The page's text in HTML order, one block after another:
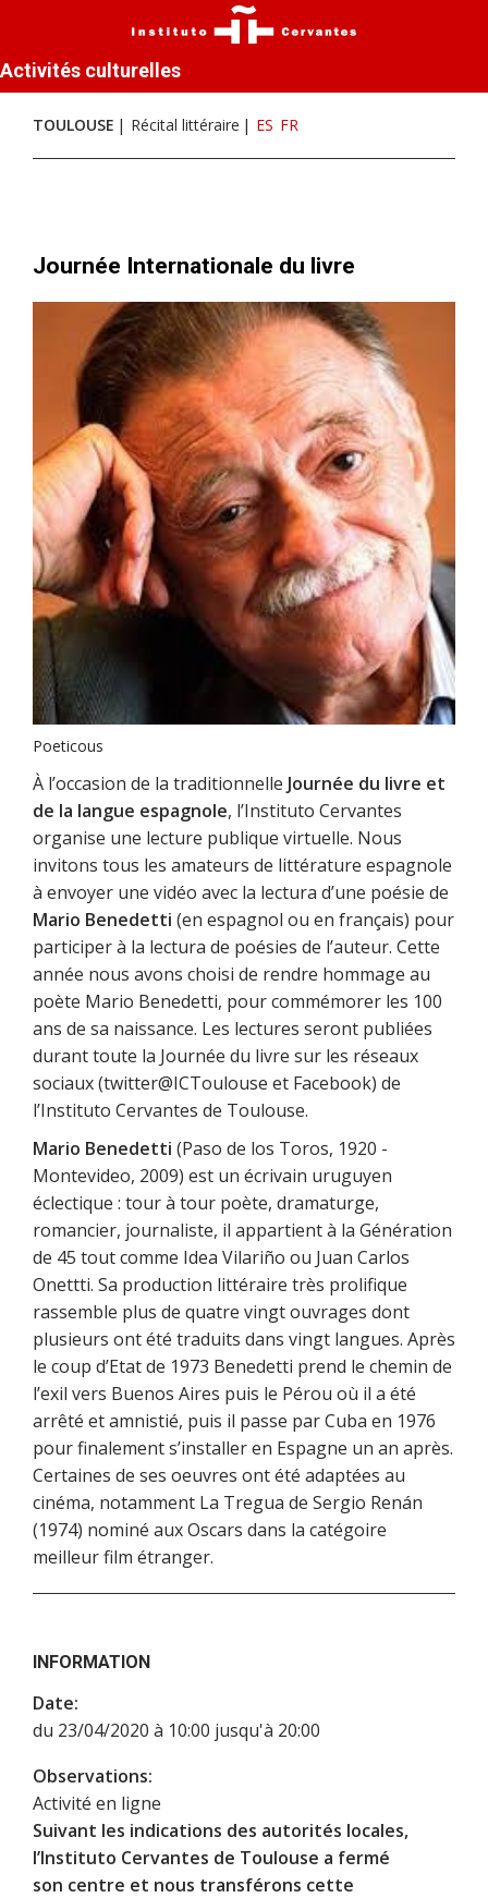
Activités culturelles
TOULOUSE Récital littéraire ES FR
Journée Internationale du livre
Poeticous
À l’occasion de la traditionnelle Journée du livre et
de la langue espagnole, l’Instituto Cervantes
organise une lecture publique virtuelle. Nous
invitons tous les amateurs de littérature espagnole
à envoyer une vidéo avec la lectura d’une poésie de
Mario Benedetti (en espagnol ou en français) pour
participer à la lectura de poésies de l’auteur. Cette
année nous avons choisi de rendre hommage au
poète Mario Benedetti, pour commémorer les 100
ans de sa naissance. Les lectures seront publiées
durant toute la Journée du livre sur les réseaux
sociaux (twitter@ICToulouse et Facebook) de
l’Instituto Cervantes de Toulouse.
Mario Benedetti (Paso de los Toros, 1920 -
Montevideo, 2009) est un écrivain uruguyen
éclectique : tour à tour poète, dramaturge,
romancier, journaliste, il appartient à la Génération
de 45 tout comme Idea Vilariño ou Juan Carlos
Onettti. Sa production littéraire très prolifique
rassemble plus de quatre vingt ouvrages dont
plusieurs ont été traduits dans vingt langues. Après
le coup d’Etat de 1973 Benedetti prend le chemin de
l’exil vers Buenos Aires puis le Pérou où il a été
arrêté et amnistié, puis il passe par Cuba en 1976
pour finalement s’installer en Espagne un an après.
Certaines de ses oeuvres ont été adaptées au
cinéma, notamment La Tregua de Sergio Renán
(1974) nominé aux Oscars dans la catégoire
meilleur film étranger.
INFORMATION
Date:
du 23/04/2020 à 10:00 jusqu'à 20:00
Observations:
Activité en ligne
Suivant les indications des autorités locales,
l’Instituto Cervantes de Toulouse a fermé
son centre et nous transférons cette